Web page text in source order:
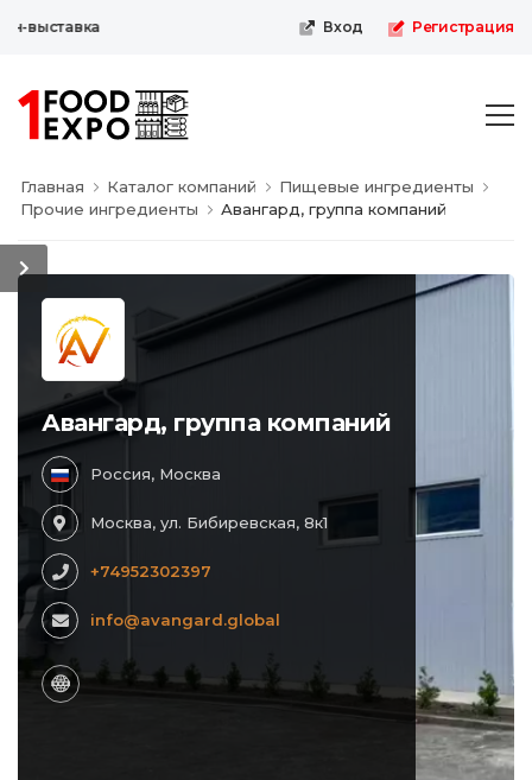
выставка Вход Регистрация
Главная Каталог компаний
Пищевые ингредиенты
Прочие ингредиенты
Авангард, группа компаний
Авангард, группа компаний
Россия, Москва
Москва, ул. Бибиревская, 8к1
+74952302397
info@avangard.global